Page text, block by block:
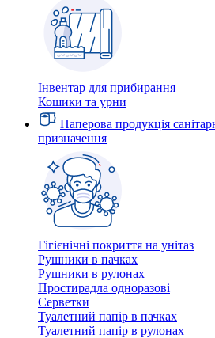
Інвентар для прибирання
Кошики та урни
Паперова продукція
призначення
Гігієнічні покриття на унітаз
Рушники в пачках
Рушники в рулонах
Простирадла одноразові
Серветки
Туалетний папір в пачках
Туалетний папір в рулонах